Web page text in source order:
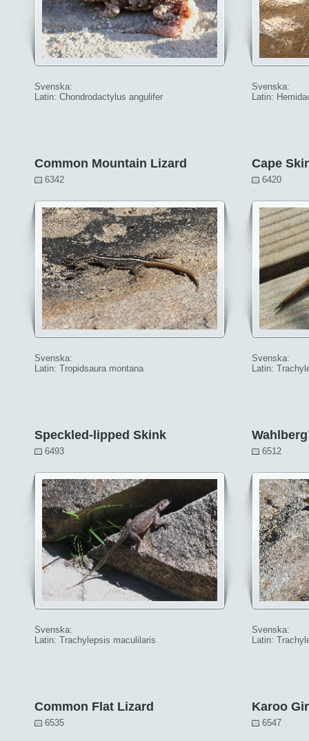
Svenska:
Latin: Chondrodactylus angulifer
Svenska:
Latin:
Common Mountain Lizard
6342
Svenska:
Latin: Tropidsaura montana
Cape
6420
Svenska:
Latin:
Speckled-lipped Skink
6493
Svenska:
Latin: Trachylepsis maculilaris
6512
Svenska:
Latin:
Common Flat Lizard
6535
Karoo
6547